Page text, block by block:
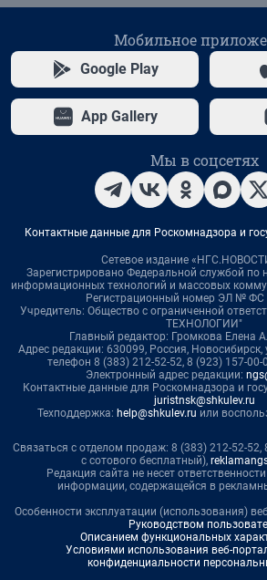
Мобильное
Google Play
App Gallery
Мы в соцсетях
Контактные данные для Роскомнадзора и
Сетевое издание
Зарегистрировано Федеральной службой по
информационных технологий и массовых
Регистрационный номер ЭЛ № ФС
Учредитель: Общество с ограниченной
ТЕХНОЛОГИИ"
Главный редактор: Громкова Елена
Адрес редакции: 630099, Россия, Новосибирск,
телефон 8 (383) 212-52-52, 8 (923) 157-00-
Электронный адрес редакции:
Контактные данные для Роскомнадзора и
juristnsk@shkulev.ru
Техподдержка: help@shkulev.ru или
Связаться с отделом продаж: 8 (383) 212-52-52,
с сотового бесплатный),
Редакция сайта не несет
информации, содержащейся в
Особенности эксплуатации (использования)
Руководством
Описанием функциональных
Условиями использования веб-
конфиденциальности